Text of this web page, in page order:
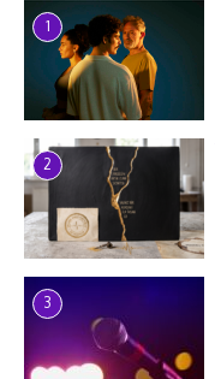
1
2
3